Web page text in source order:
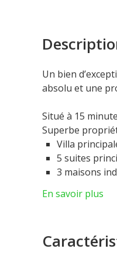
Un bien
absolu et une
Situé à 15
Superbe
Villa
5 suites
3 maisons
Grande
Vue mer
En savoir plus